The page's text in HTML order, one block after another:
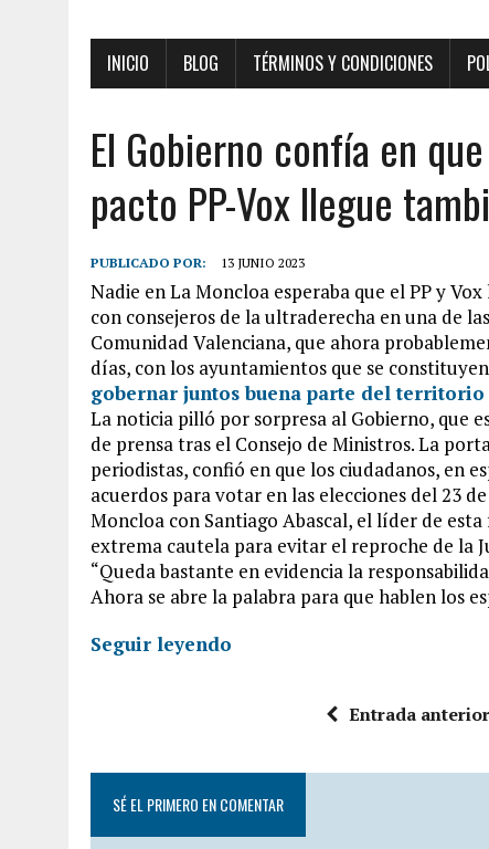
INICIO BLOG TÉRMINOS Y CONDICIONES
El Gobierno confía en
pacto PP-Vox llegue
PUBLICADO POR: 13 JUNIO 2023
Nadie en La Moncloa esperaba que el PP y
con consejeros de la ultraderecha en una de
Comunidad Valenciana, que ahora
días, con los ayuntamientos que se
gobernar juntos buena parte del territorio
La noticia pilló por sorpresa al Gobierno, que
de prensa tras el Consejo de Ministros. La
periodistas, confió en que los ciudadanos, en
acuerdos para votar en las elecciones del 23
Moncloa con Santiago Abascal, el líder de
extrema cautela para evitar el reproche de la
“Queda bastante en evidencia la
Ahora se abre la palabra para que hablen los
Seguir leyendo
Entrada anterior
SÉ EL PRIMERO EN COMENTAR